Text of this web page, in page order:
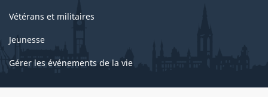
Vétérans et militaires
Jeunesse
Gérer les événements de la vie